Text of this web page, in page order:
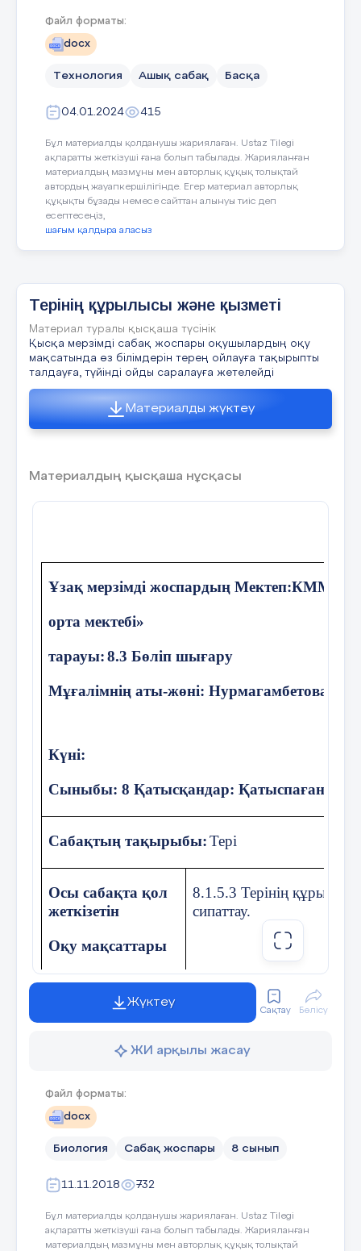
қамтамасыз ету жабдықтары
мен жүйелерін құрастыру және
пайдалану"
құбырларын пайдалану және
Арнайы пән оқытушысы:
Айдарханов Абылайхан
2023-2024 оқу жылы
Әдіскер: ___________ Бекітемін:_____________
Задвижкалардың құрылысы және
ІІ. Үй тапсырмасын тексеру ( 10 мин.)
түсінік
Жоспар:
Құбырлық арматуралар дегеніміз не?
Арматураның конструктивті типтеріне
не жатады?
беріңдер?
қысым?
Задвижкалардығ құрылысы.
Файл форматы:
docx
Технология Ашық сабақ Басқа
04.01.2024 415
Бұл материалды қолданушы жариялаған. Ustaz Tilegi
ақпаратты жеткізуші ғана болып табылады. Жарияланған
материалдың мазмұны мен авторлық құқық толықтай
автордың жауапкершілігінде. Егер материал авторлық
құқықты бұзады немесе сайттан алынуы тиіс деп
есептесеңіз,
шағым қалдыра аласыз
Терінің құрылысы және қызметі
Материал туралы қысқаша түсінік
Қысқа мерзімді сабақ жоспары оқушылардың оқу
мақсатында өз білімдерін терең ойлауға тақырыпты
талдауға, түйінді ойды саралауға жетелейді
Материалды жүктеу
Материалдың қысқаша нұсқасы
Ұзақ мерзімді жоспардың Мектеп:КММ
орта мектебі»
тарауы:8.3 Бөліп шығару
Мұғалімнің аты-жөні: Нурмагамбетова А.Қ
Күні:
Сыныбы: 8 Қатысқандар: Қатыспағандар:
Сабақтың тақырыбы:Тері
Осы сабақта қол
жеткізетін
Оқу мақсаттары
Оқу
бағдарламасына
8.1.5.3 Терінің
сипаттау.
мақсаты
маңызын сипаттай алады.
Кейбір оқушылар:
Жүктеу
Сақтау Бөлісу
ЖИ арқылы жасау
Файл форматы:
docx
Биология Сабақ жоспары 8 сынып
11.11.2018 732
Бұл материалды қолданушы жариялаған. Ustaz Tilegi
ақпаратты жеткізуші ғана болып табылады. Жарияланған
материалдың мазмұны мен авторлық құқық толықтай